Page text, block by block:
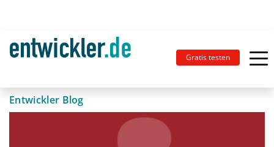
Gratis testen
Entwickler Blog